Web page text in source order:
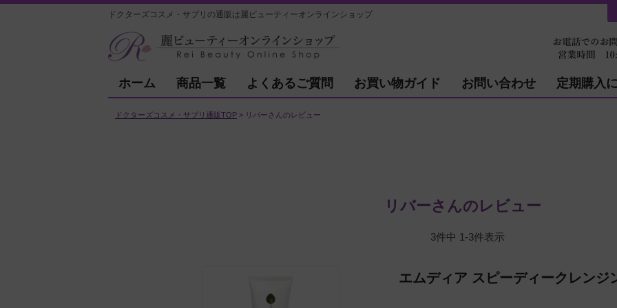
ドクターズコスメ・サプリの通販は麗ビューティーオンラインショップ
ホーム 商品一覧 よくあるご質問 お買い物ガイド お問い合わせ 定期購入
ドクターズコスメ・サプリ通販TOP リバーさんのレビュー
リバーさんのレビュー
3件中 1-3件表示
エムディア スピーディークレンジ